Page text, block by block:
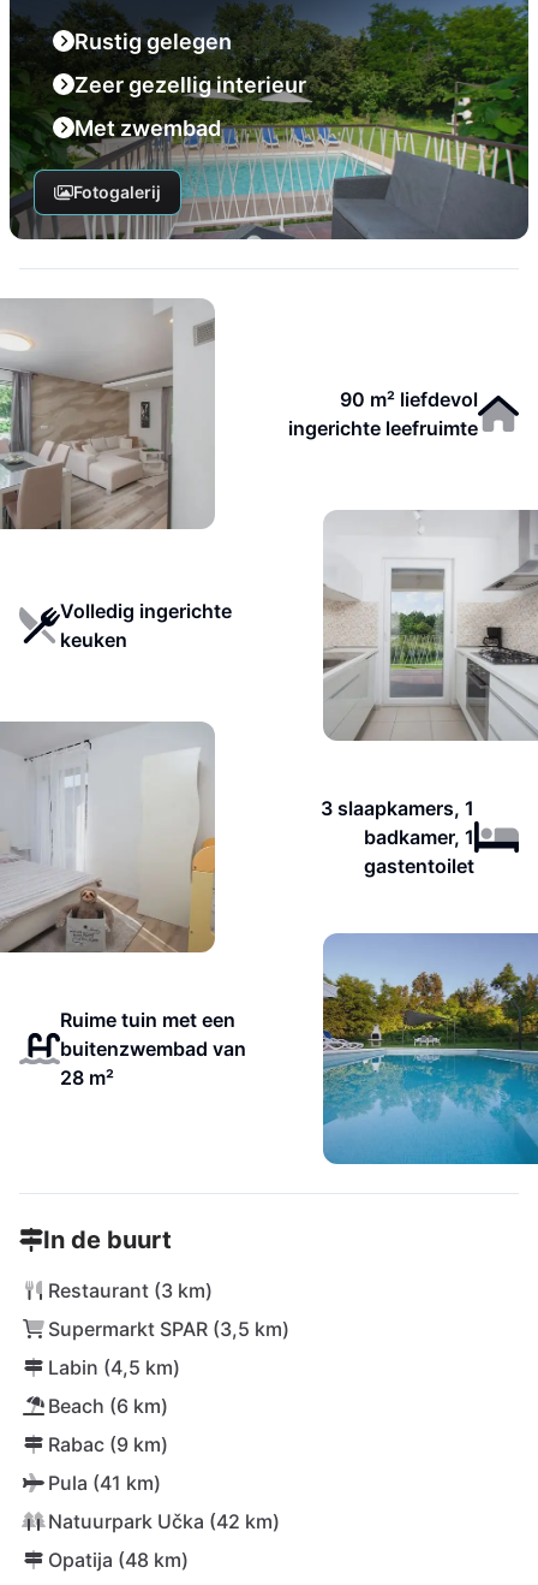
Rustig gelegen
Zeer gezellig interieur
Met zwembad
Fotogalerij
90 m² liefdevol
ingerichte leefruimte
Volledig ingerichte
keuken
3 slaapkamers, 1
badkamer, 1
gastentoilet
Ruime tuin met een
buitenzwembad van
28 m²
In de buurt
Restaurant (3 km)
Supermarkt SPAR (3,5 km)
Labin (4,5 km)
Beach (6 km)
Rabac (9 km)
Pula (41 km)
Natuurpark Učka (42 km)
Opatija (48 km)